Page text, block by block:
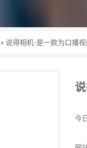
说得相机-是一款为口播
今